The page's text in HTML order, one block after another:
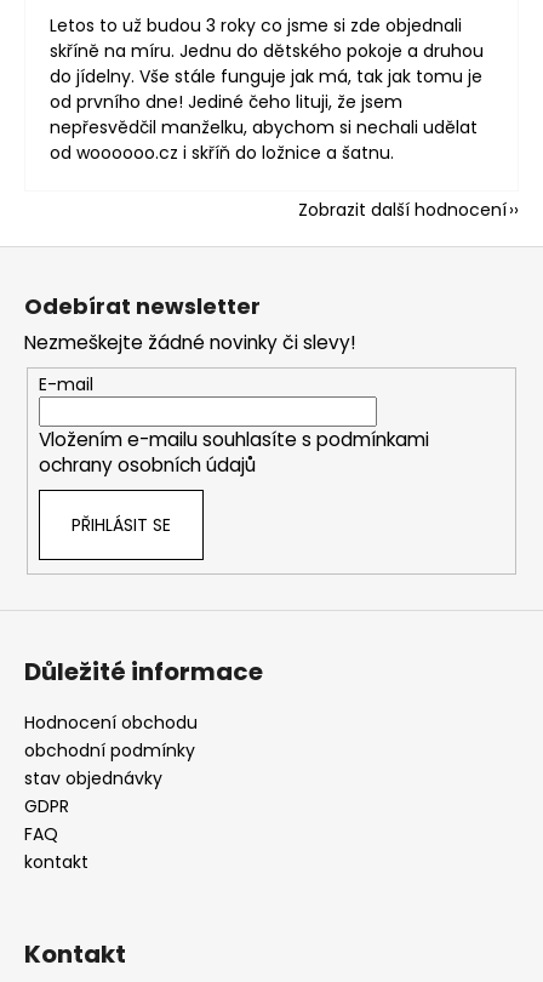
Letos to už budou 3 roky co jsme si zde objednali
skříně na míru. Jednu do dětského pokoje a druhou
do jídelny. Vše stále funguje jak má, tak jak tomu je
od prvního dne! Jediné čeho lituji, že jsem
nepřesvědčil manželku, abychom si nechali udělat
od woooooo.cz i skříň do ložnice a šatnu.
Zobrazit další hodnocení
Z
Odebírat newsletter
Nezmeškejte žádné novinky či slevy!
E-mail
Vložením e-mailu souhlasíte s podmínkami
ochrany osobních údajů
PŘIHLÁSIT SE
Důležité informace
Hodnocení obchodu
obchodní podmínky
stav objednávky
GDPR
FAQ
kontakt
Kontakt